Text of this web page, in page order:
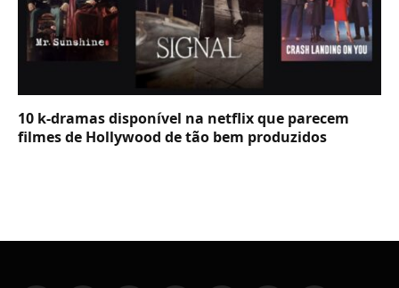
10 k-dramas disponível na netflix que parecem
filmes de Hollywood de tão bem produzidos